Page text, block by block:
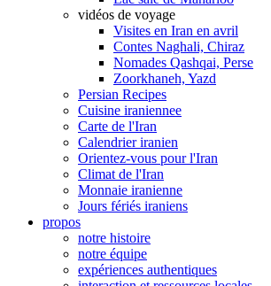
vidéos de voyage
Visites en Iran en avril
Contes Naghali, Chiraz
Nomades Qashqai, Perse
Zoorkhaneh, Yazd
Persian Recipes
Cuisine iraniennee
Carte de l'Iran
Calendrier iranien
Orientez-vous pour l'Iran
Climat de l'Iran
Monnaie iranienne
Jours fériés iraniens
propos
notre histoire
notre équipe
expériences authentiques